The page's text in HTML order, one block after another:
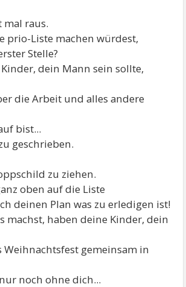
mal raus.
prio-Liste machen würdest,
Stelle?
dein Mann sein sollte,
die Arbeit und alles andere
bist...
geschrieben.
zu ziehen.
oben auf die Liste
deinen Plan was zu erledigen ist!
machst, haben deine Kinder, dein
gemeinsam in
noch ohne dich...